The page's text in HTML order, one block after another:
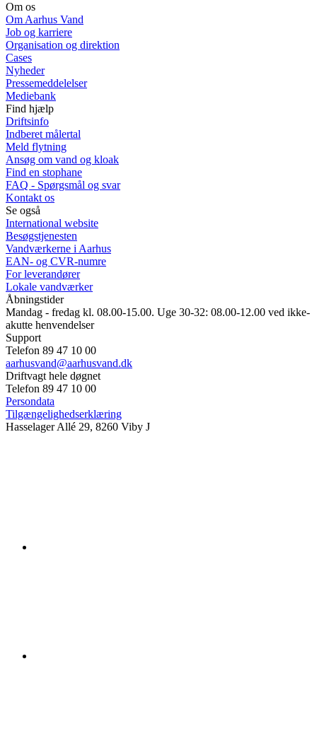
Om os
Om Aarhus Vand
Job og karriere
Organisation og direktion
Cases
Nyheder
Pressemeddelelser
Mediebank
Find hjælp
Driftsinfo
Indberet målertal
Meld flytning
Ansøg om vand og kloak
Find en stophane
FAQ - Spørgsmål og svar
Kontakt os
Se også
International website
Besøgstjenesten
Vandværkerne i Aarhus
EAN- og CVR-numre
For leverandører
Lokale vandværker
Åbningstider
Mandag - fredag kl. 08.00-15.00. Uge 30-32: 08.00-12.00 ved ikke-
akutte henvendelser
Support
Telefon 89 47 10 00
aarhusvand@aarhusvand.dk
Driftvagt hele døgnet
Telefon 89 47 10 00
Persondata
Tilgængelighedserklæring
Hasselager Allé 29, 8260 Viby J